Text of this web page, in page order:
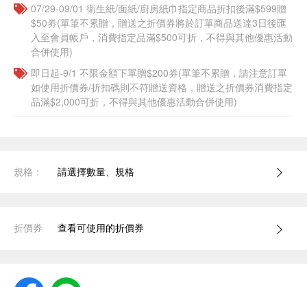
07/29-09/01 衛生紙/面紙/廚房紙巾指定商品折扣後滿$599贈
$50劵(單筆不累贈，贈送之折價券將於訂單商品送達3日後匯
入至會員帳戶，消費指定品滿$500可折，不得與其他優惠活動
合併使用)
即日起-9/1 不限金額下單贈$200券(單筆不累贈，請注意訂單
如使用折價券/折扣碼則不符贈送資格，贈送之折價券消費指定
品滿$2,000可折，不得與其他優惠活動合併使用)
規格： 請選擇數量、規格
折價券 查看可使用的折價券